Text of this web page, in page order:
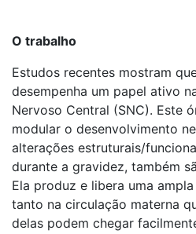
O trabalho
Estudos recentes mostram
desempenha um papel ativo
Nervoso Central (SNC). Este
modular o desenvolvimento
alterações estruturais/
durante a gravidez, também
Ela produz e libera uma
tanto na circulação materna
delas podem chegar